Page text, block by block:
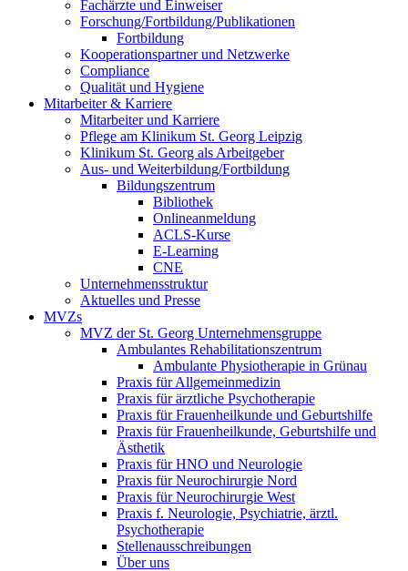
Fachärzte und Einweiser
Forschung/Fortbildung/Publikationen
Fortbildung
Kooperationspartner und Netzwerke
Compliance
Qualität und Hygiene
Mitarbeiter & Karriere
Mitarbeiter und Karriere
Pflege am Klinikum St. Georg Leipzig
Klinikum St. Georg als Arbeitgeber
Aus- und Weiterbildung/Fortbildung
Bildungszentrum
Bibliothek
Onlineanmeldung
ACLS-Kurse
E-Learning
CNE
Unternehmensstruktur
Aktuelles und Presse
MVZs
MVZ der St. Georg Unternehmensgruppe
Ambulantes Rehabilitationszentrum
Ambulante Physiotherapie in Grünau
Praxis für Allgemeinmedizin
Praxis für ärztliche Psychotherapie
Praxis für Frauenheilkunde und Geburtshilfe
Praxis für Frauenheilkunde, Geburtshilfe und
Ästhetik
Praxis für HNO und Neurologie
Praxis für Neurochirurgie Nord
Praxis für Neurochirurgie West
Praxis f. Neurologie, Psychiatrie, ärztl.
Psychotherapie
Stellenausschreibungen
Über uns